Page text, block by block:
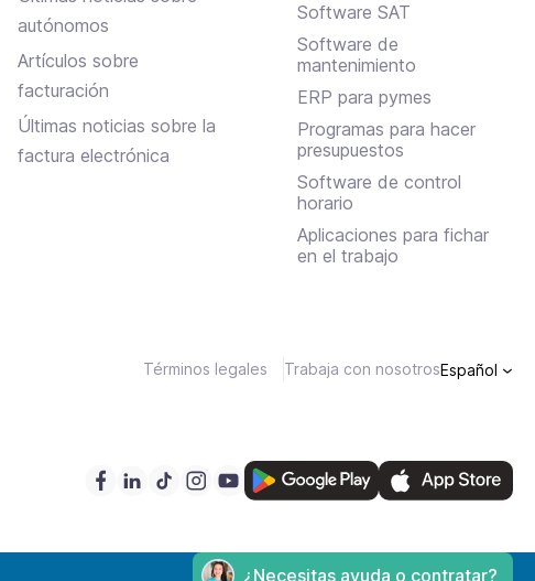
¿Necesitas ayuda o contratar?
autónomos
Artículos sobre
facturación
Últimas noticias sobre la
factura electrónica
Software SAT
Software de
mantenimiento
ERP para pymes
Programas para hacer
presupuestos
Software de control
horario
Aplicaciones para fichar
en el trabajo
Términos legales Trabaja con nosotrosEspañol